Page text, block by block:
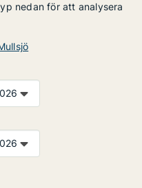
nedan för att analysera